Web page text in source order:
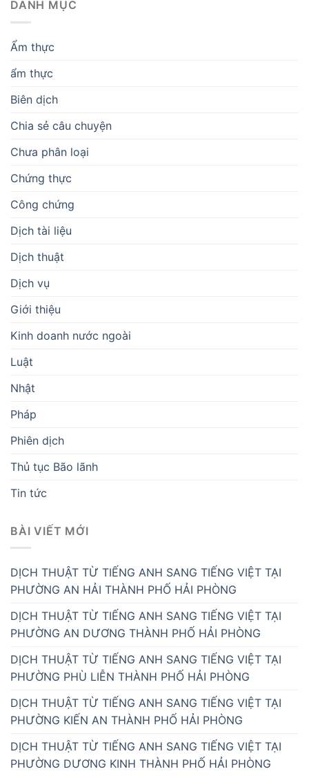
DANH MỤC
Ẩm thực
ẩm thực
Biên dịch
Chia sẻ câu chuyện
Chưa phân loại
Chứng thực
Công chứng
Dịch tài liệu
Dịch thuật
Dịch vụ
Giới thiệu
Kinh doanh nước ngoài
Luật
Nhật
Pháp
Phiên dịch
Thủ tục Bão lãnh
Tin tức
BÀI VIẾT MỚI
DỊCH THUẬT TỪ TIẾNG ANH SANG TIẾNG VIỆT TẠI
PHƯỜNG AN HẢI THÀNH PHỐ HẢI PHÒNG
DỊCH THUẬT TỪ TIẾNG ANH SANG TIẾNG VIỆT TẠI
PHƯỜNG AN DƯƠNG THÀNH PHỐ HẢI PHÒNG
DỊCH THUẬT TỪ TIẾNG ANH SANG TIẾNG VIỆT TẠI
PHƯỜNG PHÙ LIỄN THÀNH PHỐ HẢI PHÒNG
DỊCH THUẬT TỪ TIẾNG ANH SANG TIẾNG VIỆT TẠI
PHƯỜNG KIẾN AN THÀNH PHỐ HẢI PHÒNG
DỊCH THUẬT TỪ TIẾNG ANH SANG TIẾNG VIỆT TẠI
PHƯỜNG DƯƠNG KINH THÀNH PHỐ HẢI PHÒNG